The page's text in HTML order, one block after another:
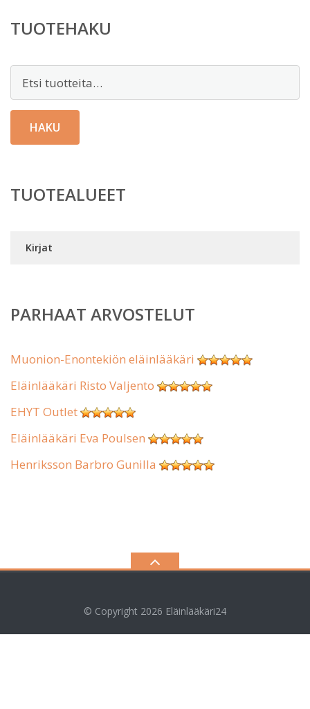
TUOTEHAKU
HAKU
TUOTEALUEET
Kirjat
PARHAAT ARVOSTELUT
Muonion-Enontekiön eläinlääkäri
Eläinlääkäri Risto Valjento
EHYT Outlet
Eläinlääkäri Eva Poulsen
Henriksson Barbro Gunilla
© Copyright 2026 Eläinlääkäri24